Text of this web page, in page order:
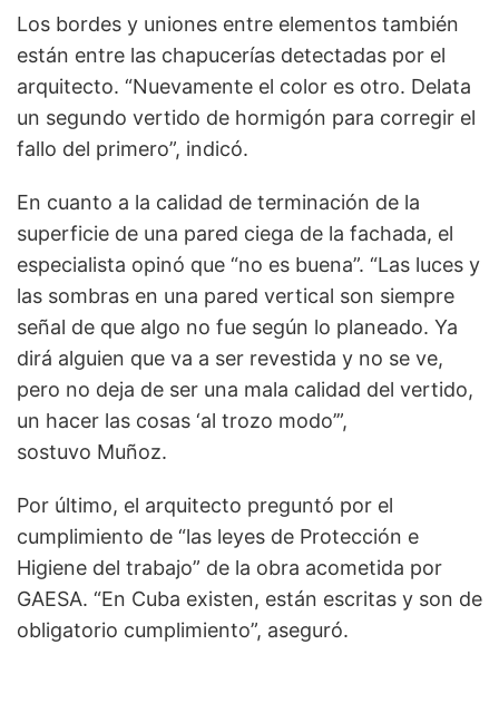
Los bordes y uniones entre elementos también
están entre las chapucerías detectadas por el
arquitecto. “Nuevamente el color es otro. Delata
un segundo vertido de hormigón para corregir el
fallo del primero”, indicó.
En cuanto a la calidad de terminación de la
superficie de una pared ciega de la fachada, el
especialista opinó que “no es buena”. “Las luces y
las sombras en una pared vertical son siempre
señal de que algo no fue según lo planeado. Ya
dirá alguien que va a ser revestida y no se ve,
pero no deja de ser una mala calidad del vertido,
un hacer las cosas ‘al trozo modo’”,
sostuvo Muñoz.
Por último, el arquitecto preguntó por el
cumplimiento de “las leyes de Protección e
Higiene del trabajo” de la obra acometida por
GAESA. “En Cuba existen, están escritas y son de
obligatorio cumplimiento”, aseguró.